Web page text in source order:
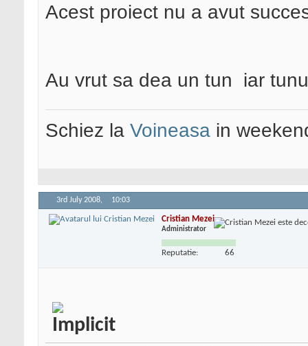
Acest proiect nu a avut
Au vrut sa dea un tun iar
Schiez la Voineasa in
3rd July 2008, 10:03
Cristian Mezei
Administrator
Reputatie: 66